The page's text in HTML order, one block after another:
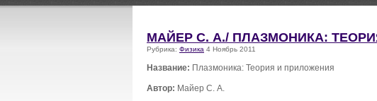
МАЙЕР С. А./ ПЛАЗМОНИКА:
Рубрика: Физика 4 Ноябрь 2011
Название: Плазмоника: Теория и приложения
Автор: Майер С. А.